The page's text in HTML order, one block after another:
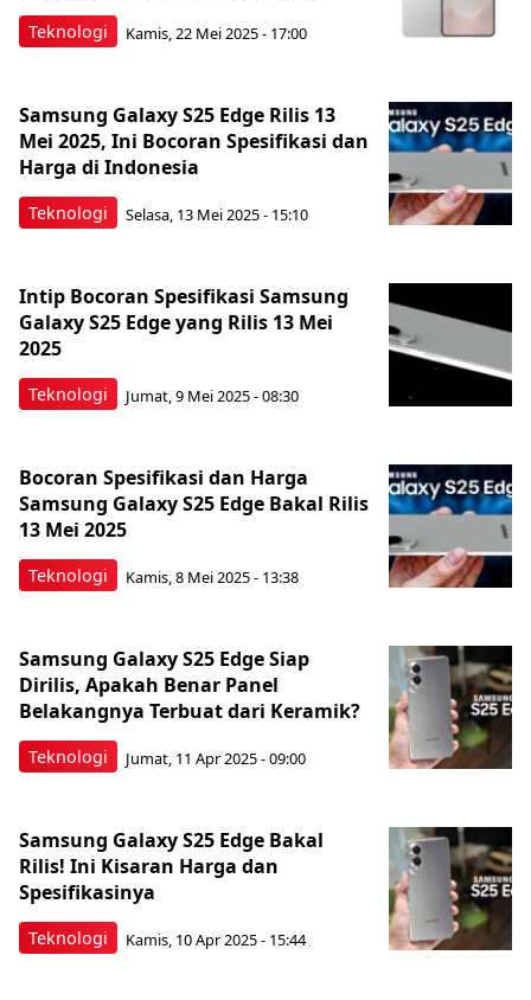
Teknologi Kamis, 22 Mei 2025 - 17:00
Teknologi
Samsung Galaxy S25 Edge Rilis 13
Mei 2025, Ini Bocoran Spesifikasi dan
Harga di Indonesia
Selasa, 13 Mei 2025 - 15:10
Teknologi
Intip Bocoran Spesifikasi Samsung
Galaxy S25 Edge yang Rilis 13 Mei
2025
Jumat, 9 Mei 2025 - 08:30
Teknologi
Bocoran Spesifikasi dan Harga
Samsung Galaxy S25 Edge Bakal Rilis
13 Mei 2025
Kamis, 8 Mei 2025 - 13:38
Teknologi
Samsung Galaxy S25 Edge Siap
Dirilis, Apakah Benar Panel
Belakangnya Terbuat dari Keramik?
Jumat, 11 Apr 2025 - 09:00
Teknologi
Samsung Galaxy S25 Edge Bakal
Rilis! Ini Kisaran Harga dan
Spesifikasinya
Kamis, 10 Apr 2025 - 15:44